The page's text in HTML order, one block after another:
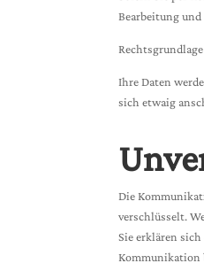
Bearbeitung
Ihre Daten
sich etwaig
Die
verschlüsselt.
Sie erklären
Kommunikation